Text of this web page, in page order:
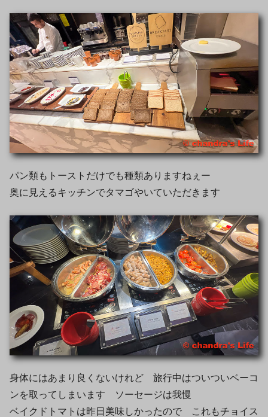
パン類もトーストだけでも種類ありますねぇー
奥に見えるキッチンでタマゴやいていただきます
身体にはあまり良くないけれど 旅行中はついついベーコ
ンを取ってしまいます ソーセージは我慢
ベイクドトマトは昨日美味しかったので これもチョイス